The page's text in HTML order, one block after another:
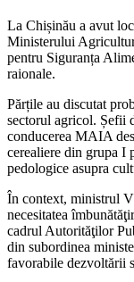
La Chișinău a avut
Ministerului
pentru Siguranța
raionale.
Părțile au discutat
sectorul agricol. Șefii
conducerea MAIA
cerealiere din grupa I
pedologice asupra
În context, ministrul
necesitatea
cadrul Autorităţilor
din subordinea
favorabile dezvoltării